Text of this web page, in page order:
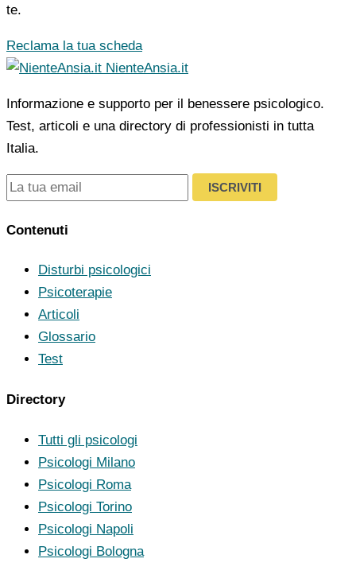
te.
Reclama la tua scheda
NienteAnsia.it
Informazione e supporto per il benessere psicologico.
Test, articoli e una directory di professionisti in tutta
Italia.
ISCRIVITI
Contenuti
Disturbi psicologici
Psicoterapie
Articoli
Glossario
Test
Directory
Tutti gli psicologi
Psicologi Milano
Psicologi Roma
Psicologi Torino
Psicologi Napoli
Psicologi Bologna